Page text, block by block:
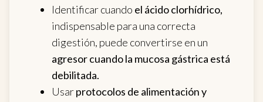
Identificar cuando el ácido clorhídrico,
indispensable para una correcta
digestión, puede convertirse en un
agresor cuando la mucosa gástrica está
debilitada.
Usarprotocolos de alimentación y